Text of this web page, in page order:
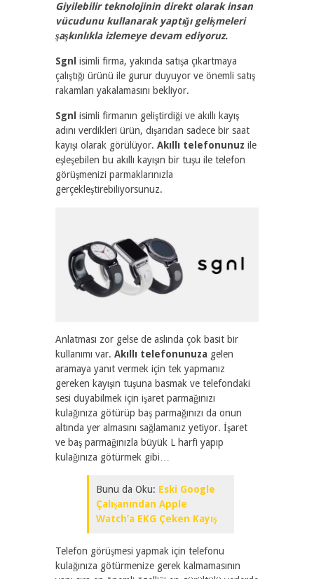
Giyilebilir teknolojinin direkt olarak insan
vücudunu kullanarak yaptığı gelişmeleri
şaşkınlıkla izlemeye devam ediyoruz.
Sgnl isimli firma, yakında satışa çıkartmaya
çalıştığı ürünü ile gurur duyuyor ve önemli satış
rakamları yakalamasını bekliyor.
Sgnl isimli firmanın geliştirdiği ve akıllı kayış
adını verdikleri ürün, dışarıdan sadece bir saat
kayışı olarak görülüyor. Akıllı telefonunuz ile
eşleşebilen bu akıllı kayışın bir tuşu ile telefon
görüşmenizi parmaklarınızla
gerçekleştirebiliyorsunuz.
Anlatması zor gelse de aslında çok basit bir
kullanımı var. Akıllı telefonunuza gelen
aramaya yanıt vermek için tek yapmanız
gereken kayışın tuşuna basmak ve telefondaki
sesi duyabilmek için işaret parmağınızı
kulağınıza götürüp baş parmağınızı da onun
altında yer almasını sağlamanız yetiyor. İşaret
ve baş parmağınızla büyük L harfi yapıp
kulağınıza götürmek gibi…
Bunu da Oku: Eski Google
Çalışanından Apple
Watch’a EKG Çeken Kayış
Telefon görüşmesi yapmak için telefonu
kulağınıza götürmenize gerek kalmamasının